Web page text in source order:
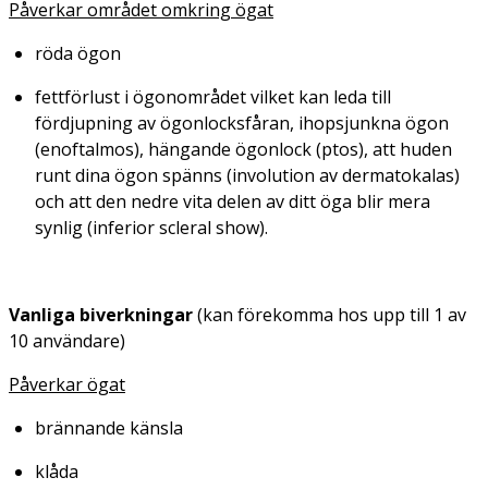
Påverkar området omkring ögat
röda ögon
fettförlust i ögonområdet vilket kan leda till
fördjupning av ögonlocksfåran, ihopsjunkna ögon
(enoftalmos), hängande ögonlock (ptos), att huden
runt dina ögon spänns (involution av dermatokalas)
och att den nedre vita delen av ditt öga blir mera
synlig (inferior scleral show).
Vanliga biverkningar(kan förekomma hos upp till 1 av
10 användare)
Påverkar ögat
brännande känsla
klåda